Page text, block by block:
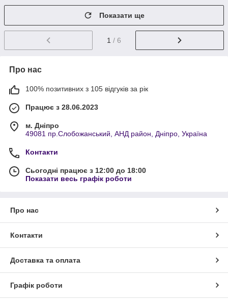
Показати ще
1 / 6
Про нас
100% позитивних з 105 відгуків за рік
Працює з 28.06.2023
м. Дніпро
49081 пр.Слобожанський, АНД район, Дніпро, Україна
Контакти
Сьогодні працює з 12:00 до 18:00
Показати весь графік роботи
Про нас
Контакти
Доставка та оплата
Графік роботи